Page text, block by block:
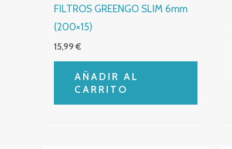
FILTROS GREENGO SLIM 6mm
(200×15)
15,99€
AÑADIR AL
CARRITO